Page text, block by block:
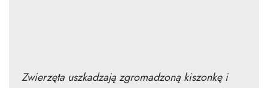
Zwierzęta uszkadzają zgromadzoną kiszonkę i